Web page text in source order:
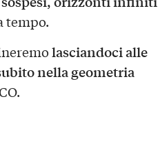
tempo.
lasciandoci alle
nella geometria